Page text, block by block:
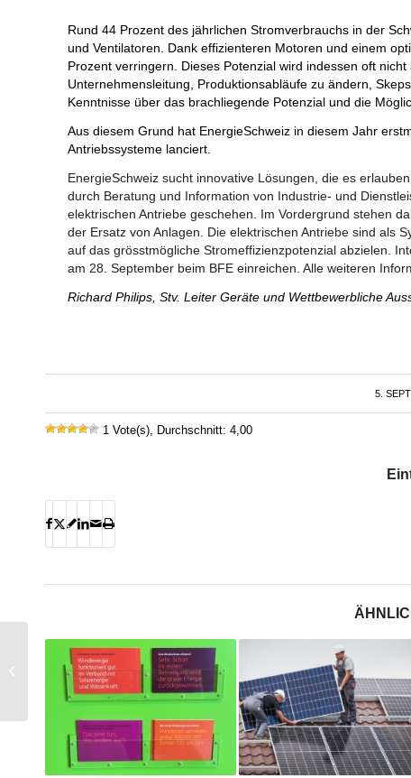
Rund 44 Prozent des jährlichen Stromverbrauchs in der
und Ventilatoren. Dank effizienteren Motoren und einem
Prozent verringern. Dieses Potenzial wird indessen oft
Unternehmensleitung, Produktionsabläufe zu ändern,
Kenntnisse über das brachliegende Potenzial und die
Aus diesem Grund hat EnergieSchweiz in diesem Jahr
Antriebssysteme lanciert.
EnergieSchweiz sucht innovative Lösungen, die es
durch Beratung und Information von Industrie- und
elektrischen Antriebe geschehen. Im Vordergrund stehen
der Ersatz von Anlagen. Die elektrischen Antriebe sind als
auf das grösstmögliche Stromeffizienzpotenzial abzielen.
am 28. September beim BFE einreichen. Alle weiteren
Richard Philips, Stv. Leiter Geräte und Wettbewerbliche
5.
1 Vote(s), Durchschnitt: 4,00
Ökobilanzen von
Antrieben: ein
Faktenblatt von
EnergieSchweiz schafft